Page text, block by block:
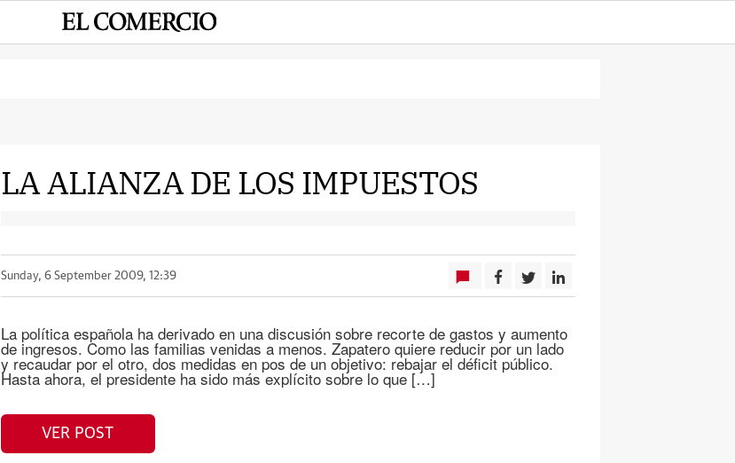
LA ALIANZA DE LOS IMPUESTOS
Sunday, 6 September 2009, 12:39
La política española ha derivado en una discusión sobre recorte de gastos y aumento
de ingresos. Como las familias venidas a menos. Zapatero quiere reducir por un lado
y recaudar por el otro, dos medidas en pos de un objetivo: rebajar el déficit público.
Hasta ahora, el presidente ha sido más explícito sobre lo que […]
VER POST